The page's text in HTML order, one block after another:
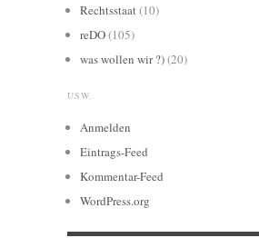
Rechtsstaat(10)
reDO(105)
was wollen wir ?)(20)
USW.
Anmelden
Eintrags-Feed
Kommentar-Feed
WordPress.org